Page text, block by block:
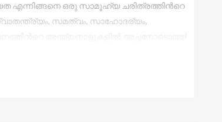
എന്നിങ്ങനെ ഒരു സാമൂഹ്യ ചരിത്രത്തിന്‍റെ
സമത്വം, സാഹോദര്യം,
അന്ത്യനാളുകളില്‍ അച്ഛനോടൊത്ത!